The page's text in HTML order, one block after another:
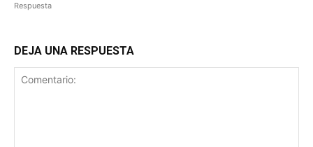
Respuesta
DEJA UNA RESPUESTA